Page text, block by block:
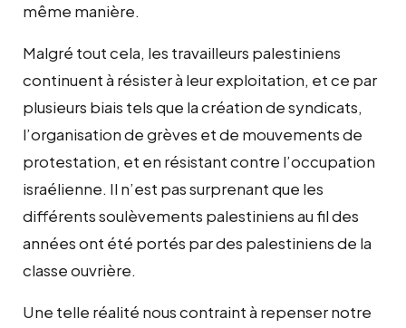
même manière.
Malgré tout cela, les travailleurs palestiniens
continuent à résister à leur exploitation, et ce par
plusieurs biais tels que la création de syndicats,
l’organisation de grèves et de mouvements de
protestation, et en résistant contre l’occupation
israélienne. Il n’est pas surprenant que les
différents soulèvements palestiniens au fil des
années ont été portés par des palestiniens de la
classe ouvrière.
Une telle réalité nous contraint à repenser notre